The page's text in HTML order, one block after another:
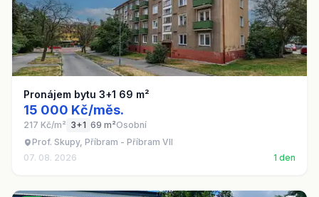
Pronájem bytu 3+1 69 m²
15 000 Kč/měs.
217 Kč/m² 3+1 69 m²Osobní
Prof. Skupy, Příbram - Příbram VII
07. 08. 2026
1 den